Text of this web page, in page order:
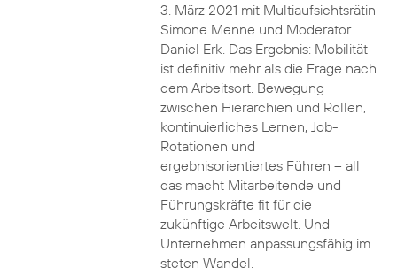
3. März 2021 mit Multiaufsichtsrätin
Simone Menne und Moderator
Daniel Erk. Das Ergebnis: Mobilität
ist definitiv mehr als die Frage nach
dem Arbeitsort. Bewegung
zwischen Hierarchien und Rollen,
kontinuierliches Lernen, Job-
Rotationen und
ergebnisorientiertes Führen – all
das macht Mitarbeitende und
Führungskräfte fit für die
zukünftige Arbeitswelt. Und
Unternehmen anpassungsfähig im
steten Wandel.